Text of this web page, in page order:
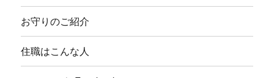
お守りのご紹介
住職はこんな人